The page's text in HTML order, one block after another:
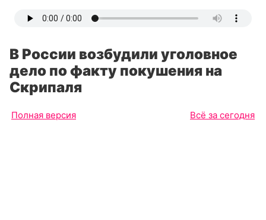
В России возбудили уголовное
дело по факту покушения на
Скрипаля
Полная версия Всё за сегодня